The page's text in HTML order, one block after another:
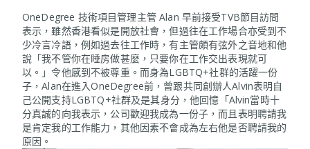
OneDegree 技術項目管理主管 Alan 早前接受TVB節目訪問
表示，雖然香港看似是開放社會，但過往在工作場合亦受到不
少冷言冷語，例如過去往工作時，有主管頗有弦外之音地和他
說「我不管你在睡房做甚麼，只要你在工作交出表現就可
以。」令他感到不被尊重。而身為LGBTQ+社群的活躍一份
子，Alan在進入OneDegree前，曾跟共同創辦人Alvin表明自
己公開支持LGBTQ+社群及是其身分，他回憶「Alvin當時十
分真誠的向我表示，公司歡迎我成為一份子，而且表明聘請我
是肯定我的工作能力，其他因素不會成為左右他是否聘請我的
原因。